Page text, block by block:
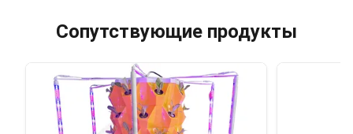
Сопутствующие продукты